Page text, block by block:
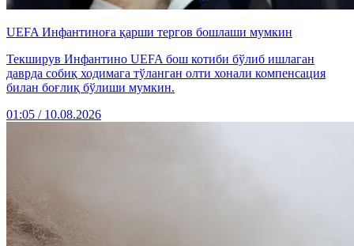
UEFA Инфантиноға қарши тергов бошлаши мумкин
Текширув Инфантино UEFA бош котиби бўлиб ишлаган
даврда собиқ ходимага тўланган олти хонали компенсация
билан боғлиқ бўлиши мумкин.
01:05 / 10.08.2026